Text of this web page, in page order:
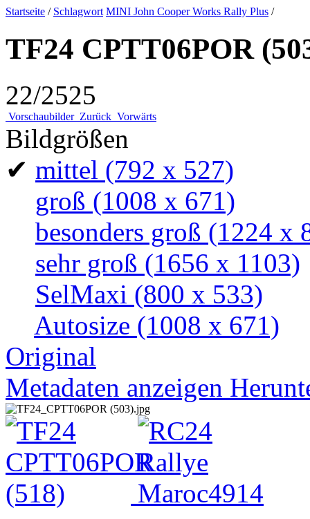
Startseite / Schlagwort MINI John Cooper Works Rally Plus /
TF24 CPTT06POR
22/2525
Vorschaubilder Zurück Vorwärts
Bildgrößen
✔ mittel (792 x 527)
groß (1008 x 671)
besonders groß (1224 x
sehr groß (1656 x 1103)
SelMaxi (800 x 533)
Autosize (1008 x 671)
Original
Metadaten anzeigen